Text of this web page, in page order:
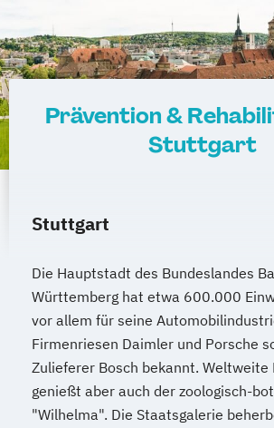
Prävention &
Stuttgart
Stuttgart
Die Hauptstadt des Bundeslandes
Württemberg hat etwa 600.000
vor allem für seine
Firmenriesen Daimler und Porsche
Zulieferer Bosch bekannt.
genießt aber auch der zoologisch-
"Wilhelma". Die Staatsgalerie